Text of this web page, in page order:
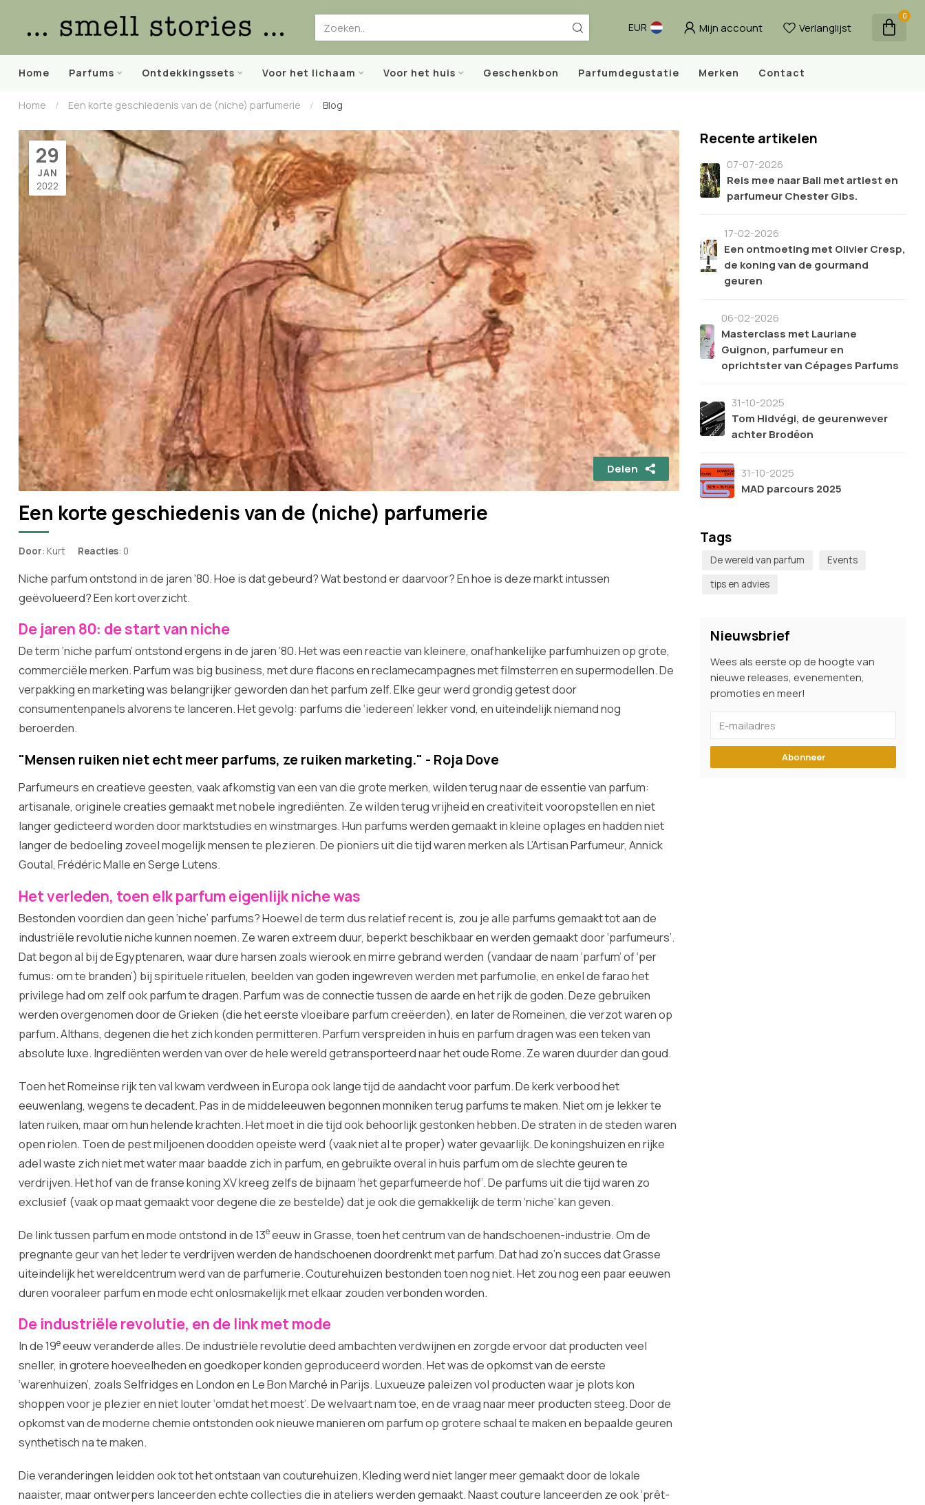
EUR Mijn account Verlanglijst
0
Home Parfums Ontdekkingssets Voor het lichaam Voor het huis Geschenkbon Parfumdegustatie Merken Contact
Home / Een korte geschiedenis van de (niche) parfumerie / Blog
29
JAN
2022
Delen
Een korte geschiedenis van de (niche) parfumerie
Door: Kurt Reacties: 0
Niche parfum ontstond in de jaren '80. Hoe is dat gebeurd? Wat bestond er daarvoor? En hoe is deze markt intussen
geëvolueerd? Een kort overzicht.
De jaren 80: de start van niche
De term ‘niche parfum’ ontstond ergens in de jaren ’80. Het was een reactie van kleinere, onafhankelijke parfumhuizen op grote,
commerciële merken. Parfum was big business, met dure flacons en reclamecampagnes met filmsterren en supermodellen. De
verpakking en marketing was belangrijker geworden dan het parfum zelf. Elke geur werd grondig getest door
consumentenpanels alvorens te lanceren. Het gevolg: parfums die ‘iedereen’ lekker vond, en uiteindelijk niemand nog
beroerden.
"Mensen ruiken niet echt meer parfums, ze ruiken marketing." - Roja Dove
Parfumeurs en creatieve geesten, vaak afkomstig van een van die grote merken, wilden terug naar de essentie van parfum:
artisanale, originele creaties gemaakt met nobele ingrediënten. Ze wilden terug vrijheid en creativiteit vooropstellen en niet
langer gedicteerd worden door marktstudies en winstmarges. Hun parfums werden gemaakt in kleine oplages en hadden niet
langer de bedoeling zoveel mogelijk mensen te plezieren. De pioniers uit die tijd waren merken als L’Artisan Parfumeur, Annick
Goutal, Frédéric Malle en Serge Lutens.
Het verleden, toen elk parfum eigenlijk niche was
Bestonden voordien dan geen ‘niche’ parfums? Hoewel de term dus relatief recent is, zou je alle parfums gemaakt tot aan de
industriële revolutie niche kunnen noemen. Ze waren extreem duur, beperkt beschikbaar en werden gemaakt door ‘parfumeurs’.
Dat begon al bij de Egyptenaren, waar dure harsen zoals wierook en mirre gebrand werden (vandaar de naam ‘parfum’ of ‘per
fumus: om te branden’) bij spirituele rituelen, beelden van goden ingewreven werden met parfumolie, en enkel de farao het
privilege had om zelf ook parfum te dragen. Parfum was de connectie tussen de aarde en het rijk de goden. Deze gebruiken
werden overgenomen door de Grieken (die het eerste vloeibare parfum creëerden), en later de Romeinen, die verzot waren op
parfum. Althans, degenen die het zich konden permitteren. Parfum verspreiden in huis en parfum dragen was een teken van
absolute luxe. Ingrediënten werden van over de hele wereld getransporteerd naar het oude Rome. Ze waren duurder dan goud.
Toen het Romeinse rijk ten val kwam verdween in Europa ook lange tijd de aandacht voor parfum. De kerk verbood het
eeuwenlang, wegens te decadent. Pas in de middeleeuwen begonnen monniken terug parfums te maken. Niet om je lekker te
laten ruiken, maar om hun helende krachten. Het moet in die tijd ook behoorlijk gestonken hebben. De straten in de steden waren
open riolen. Toen de pest miljoenen doodden opeiste werd (vaak niet al te proper) water gevaarlijk. De koningshuizen en rijke
adel waste zich niet met water maar baadde zich in parfum, en gebruikte overal in huis parfum om de slechte geuren te
verdrijven. Het hof van de franse koning XV kreeg zelfs de bijnaam ‘het geparfumeerde hof’. De parfums uit die tijd waren zo
exclusief (vaak op maat gemaakt voor degene die ze bestelde) dat je ook die gemakkelijk de term ‘niche’ kan geven.
De link tussen parfum en mode ontstond in de 13eeeuw in Grasse, toen het centrum van de handschoenen-industrie. Om de
pregnante geur van het leder te verdrijven werden de handschoenen doordrenkt met parfum. Dat had zo’n succes dat Grasse
uiteindelijk het wereldcentrum werd van de parfumerie. Couturehuizen bestonden toen nog niet. Het zou nog een paar eeuwen
duren vooraleer parfum en mode echt onlosmakelijk met elkaar zouden verbonden worden.
De industriële revolutie, en de link met mode
In de 19eeeuw veranderde alles. De industriële revolutie deed ambachten verdwijnen en zorgde ervoor dat producten veel
sneller, in grotere hoeveelheden en goedkoper konden geproduceerd worden. Het was de opkomst van de eerste
‘warenhuizen’, zoals Selfridges en London en Le Bon Marché in Parijs. Luxueuze paleizen vol producten waar je plots kon
shoppen voor je plezier en niet louter ‘omdat het moest’. De welvaart nam toe, en de vraag naar meer producten steeg. Door de
opkomst van de moderne chemie ontstonden ook nieuwe manieren om parfum op grotere schaal te maken en bepaalde geuren
synthetisch na te maken.
Die veranderingen leidden ook tot het ontstaan van couturehuizen. Kleding werd niet langer meer gemaakt door de lokale
naaister, maar ontwerpers lanceerden echte collecties die in ateliers werden gemaakt. Naast couture lanceerden ze ook ‘prêt-
Recente artikelen
07-07-2026
Reis mee naar Bali met artiest en
parfumeur Chester Gibs.
17-02-2026
Een ontmoeting met Olivier Cresp,
de koning van de gourmand
geuren
06-02-2026
Masterclass met Lauriane
Guignon, parfumeur en
oprichtster van Cépages Parfums
31-10-2025
Tom Hidvégi, de geurenwever
achter Brodēon
31-10-2025
MAD parcours 2025
Tags
De wereld van parfum
Events
tips en advies
Nieuwsbrief
Wees als eerste op de hoogte van
nieuwe releases, evenementen,
promoties en meer!
Abonneer